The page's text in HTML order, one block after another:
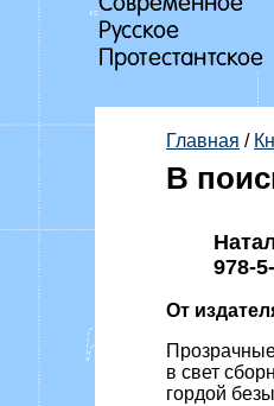
Главная /
В
978-
От
в свет
гордой